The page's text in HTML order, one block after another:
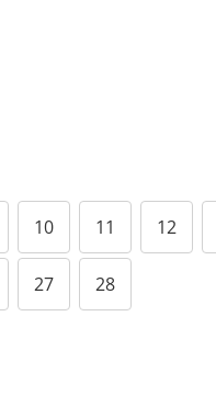
10 11 12
27 28